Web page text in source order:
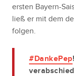
ersten Bayern-
ließ er mit dem
folgen.
#DankePep!